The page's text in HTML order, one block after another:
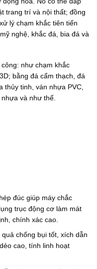
0
₫
đ
ế
n
.
5
0
trang trí và nội thất; đồng
lý chạm khắc tiên tiến
nghệ, khắc đá, bia đá và
như chạm khắc
bằng đá cẩm thạch, đá
thủy tinh, ván nhựa PVC,
và như thế.
đúc giúp máy chắc
trục động cơ làm mát
chính xác cao.
chống bụi tốt, xích dẫn
cao, tính linh hoạt